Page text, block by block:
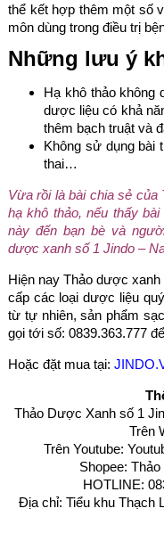
thể kết hợp thêm một số
môn dùng trong điều trị
Những lưu ý
Hạ khô thảo
dược liệu có khả
thêm bạch truật và
Không sử dụng bài
thai…
Vừa rồi là bài chia sẻ
hạ khô thảo, nếu thấy
này đến bạn bè và
dược xanh số 1 Jindo –
Hiện nay Thảo dược
cấp các loại dược liệu
từ tự nhiên, sản phẩm
gọi tới số: 0839.363.777
Hoặc đặt mua tại:
Thảo Dược Xanh số 1
Trên
Trên Youtube:
Shopee:
HOTLINE:
Địa chỉ: Tiểu khu Thạch